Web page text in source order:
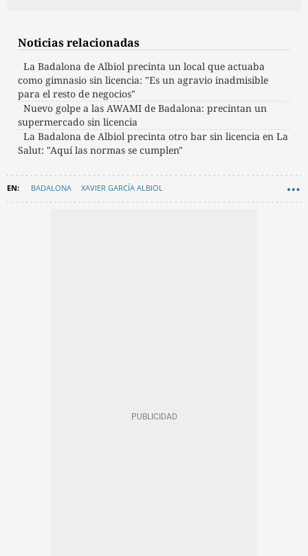
Noticias relacionadas
La Badalona de Albiol precinta un local que actuaba
como gimnasio sin licencia: "Es un agravio inadmisible
para el resto de negocios"
Nuevo golpe a las AWAMI de Badalona: precintan un
supermercado sin licencia
La Badalona de Albiol precinta otro bar sin licencia en La
Salut: "Aquí las normas se cumplen"
BADALONA XAVIER GARCÍA ALBIOL